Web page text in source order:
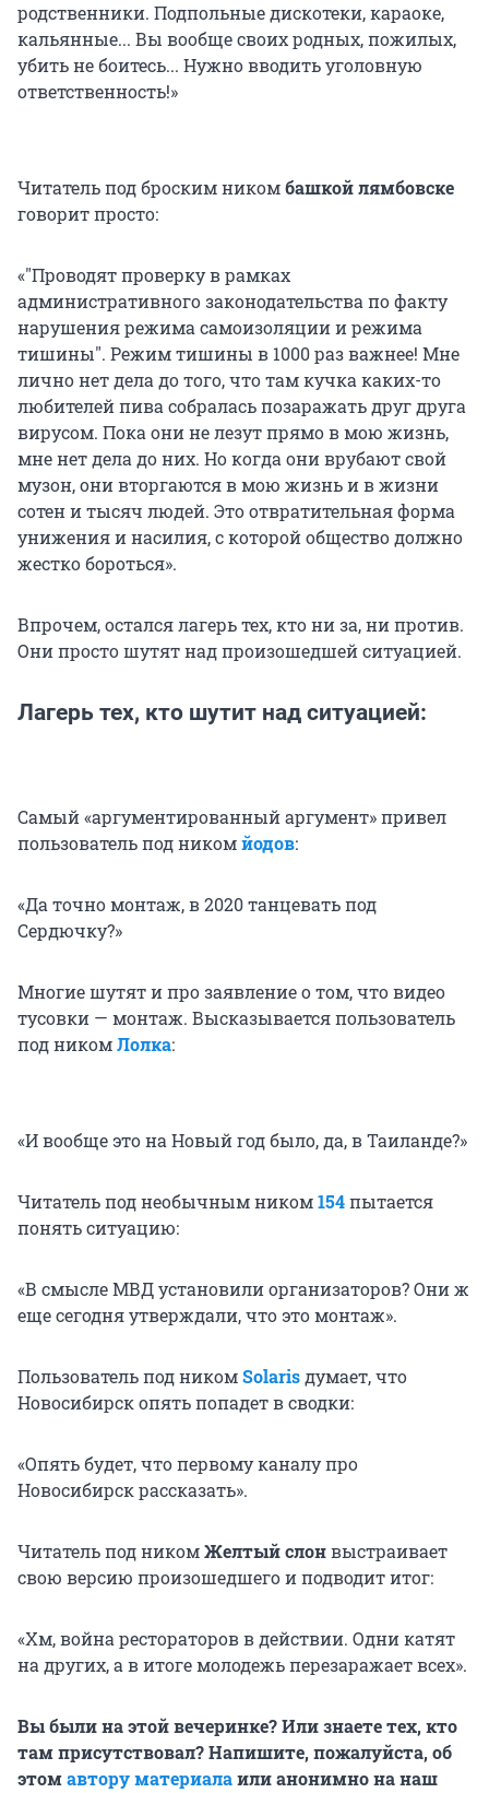
родственники. Подпольные дискотеки, караоке,
кальянные... Вы вообще своих родных, пожилых,
убить не боитесь... Нужно вводить уголовную
ответственность!»
Читатель под броским никомбашкой лямбовске
говорит просто:
«"Проводят проверку в рамках
административного законодательства по факту
нарушения режима самоизоляции и режима
тишины". Режим тишины в 1000 раз важнее! Мне
лично нет дела до того, что там кучка каких-то
любителей пива собралась позаражать друг друга
вирусом. Пока они не лезут прямо в мою жизнь,
мне нет дела до них. Но когда они врубают свой
музон, они вторгаются в мою жизнь и в жизни
сотен и тысяч людей. Это отвратительная форма
унижения и насилия, с которой общество должно
жестко бороться».
Впрочем, остался лагерь тех, кто ни за, ни против.
Они просто шутят над произошедшей ситуацией.
Лагерь тех, кто шутит над ситуацией:
Самый «аргументированный аргумент» привел
пользователь под никомйодов:
«Да точно монтаж, в 2020 танцевать под
Сердючку?»
Многие шутят и про заявление о том, что видео
тусовки — монтаж. Высказывается пользователь
под никомЛолка:
«И вообще это на Новый год было, да, в Таиланде?»
Читатель под необычным ником154пытается
понять ситуацию:
«В смысле МВД установили организаторов? Они ж
еще сегодня утверждали, что это монтаж».
Пользователь под никомSolarisдумает, что
Новосибирск опять попадет в сводки:
«Опять будет, что первому каналу про
Новосибирск рассказать».
Читатель под никомЖелтый слонвыстраивает
свою версию произошедшего и подводит итог:
«Хм, война рестораторов в действии. Одни катят
на других, а в итоге молодежь перезаражает всех».
Вы были на этой вечеринке? Или знаете тех, кто
там присутствовал? Напишите, пожалуйста, об
этомавтору материалаили анонимно на наш